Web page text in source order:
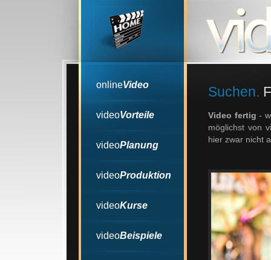
onlineVideo
videoVorteile
videoPlanung
videoProduktion
videoKurse
videoBeispiele
Suchen.
Video fertig -
möglichst von
hier zwar nicht